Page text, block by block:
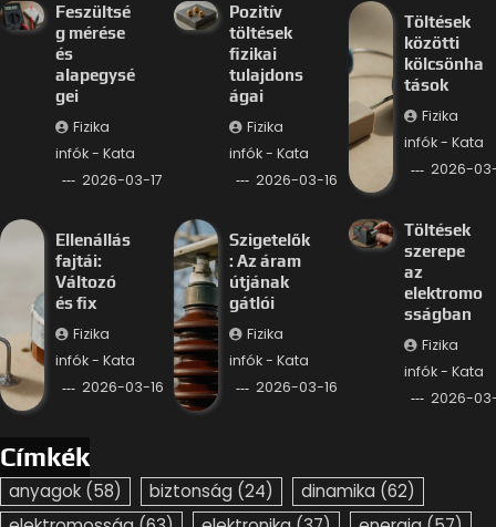
Feszültsé
g mérése
és
alapegysé
gei
Fizika
infók - Kata
2026-03-17
Pozitív
töltések
fizikai
tulajdons
ágai
Fizika
infók - Kata
2026-03-16
Töltések
közötti
kölcsönha
tások
Fizika
infók - Kata
2026-
Ellenállás
fajtái:
Változó
és fix
Fizika
infók - Kata
2026-03-16
Szigetelők
: Az áram
útjának
gátlói
Fizika
infók - Kata
2026-03-16
Töltések
szerepe
az
elektromo
sságban
Fizika
infók - Kata
2026-
Címkék
anyagok (58) biztonság (24) dinamika (62)